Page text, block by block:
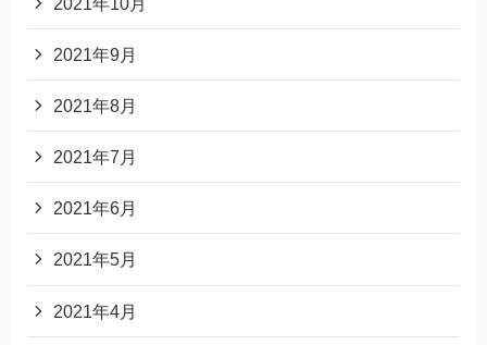
2021年9月
2021年8月
2021年7月
2021年6月
2021年5月
2021年4月